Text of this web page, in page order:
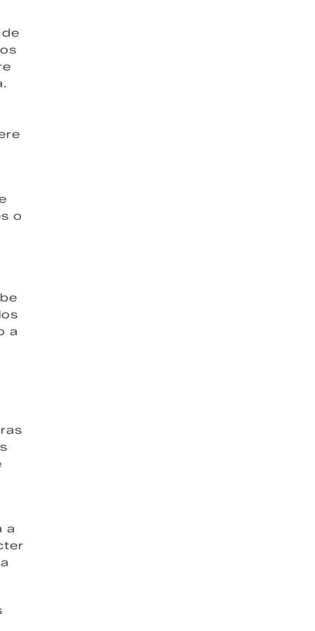
o
a
a